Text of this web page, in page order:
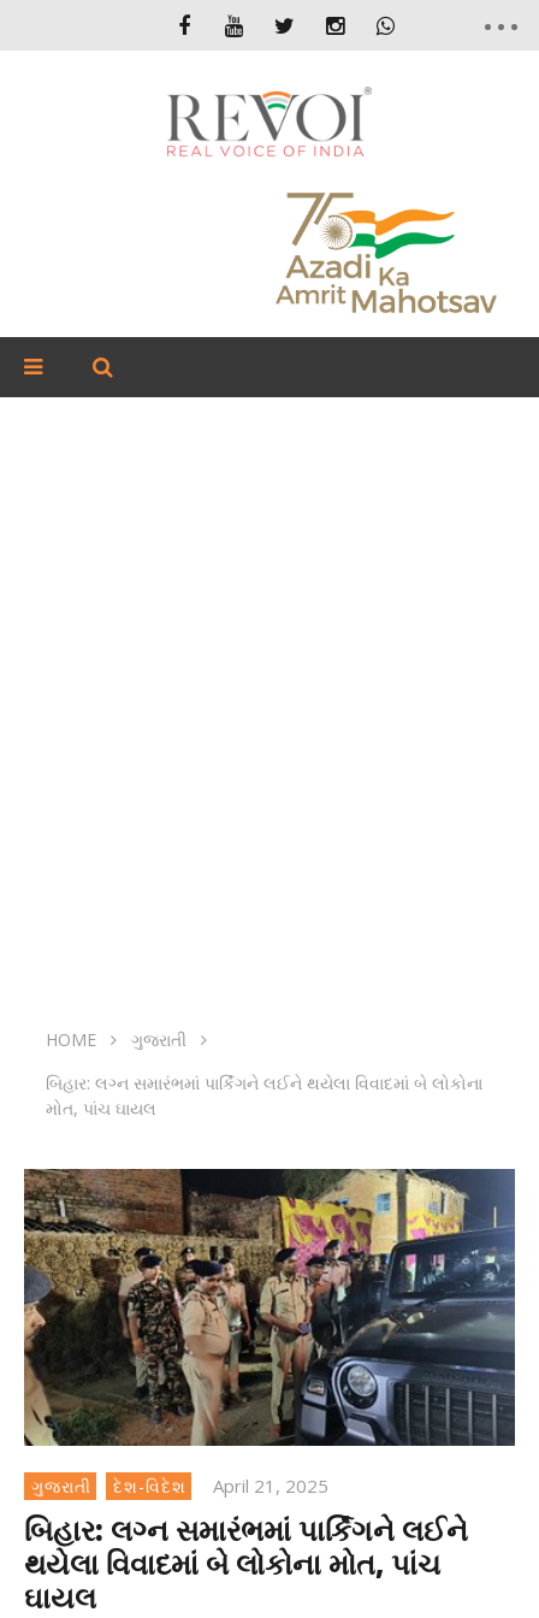
HOME
ગુજરાતી
બિહાર: લગ્ન સમારંભમાં પાર્કિંગને લઈને થયેલા વિવાદમાં બે લોકોના
મોત, પાંચ ઘાયલ
ગુજરાતી દેશ-વિદેશ April 21, 2025
બિહાર: લગ્ન સમારંભમાં પાર્કિંગને લઈને
થયેલા વિવાદમાં બે લોકોના મોત, પાંચ
ઘાયલ